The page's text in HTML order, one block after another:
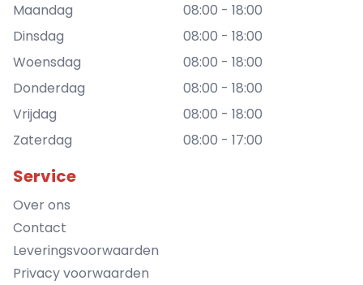
Maandag
08:00 - 18:00
Dinsdag
08:00 - 18:00
Woensdag
08:00 - 18:00
Donderdag
08:00 - 18:00
Vrijdag
08:00 - 18:00
Zaterdag
08:00 - 17:00
Service
Over ons
Contact
Leveringsvoorwaarden
Privacy voorwaarden